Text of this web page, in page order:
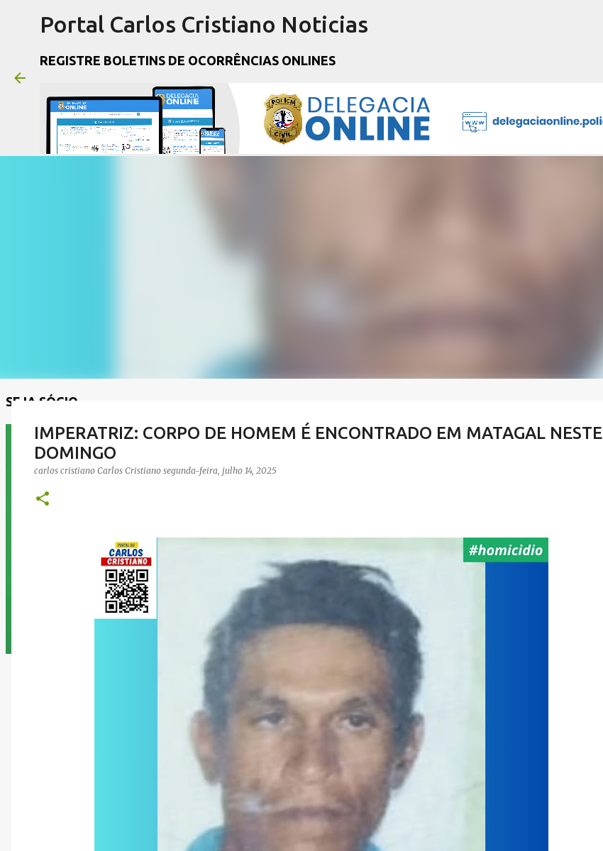
Portal Carlos Cristiano Noticias
REGISTRE BOLETINS DE OCORRÊNCIAS ONLINES
SEJA SÓCIO
IMPERATRIZ: CORPO DE HOMEM É ENCONTRADO EM MATAGAL NESTE
DOMINGO
carlos cristiano Carlos Cristiano segunda-feira, julho 14, 2025